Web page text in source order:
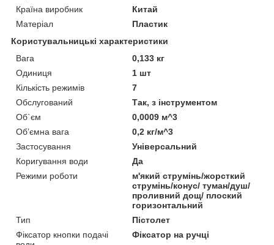
Країна виробник
Китай
Матеріал
Пластик
Користувальницькі характеристики
Вага
0,133 кг
Одиниця
1 шт
Кількість режимів
7
Обслугований
Так, з інструментом
Об`єм
0,0009 м^3
Об’ємна вага
0,2 кг/м^3
Застосування
Універсальний
Коригування води
Да
Режими роботи
м'який струмінь/жорсткий
струмінь/конус/ туман/душ/
проливний дощ/ плоский
горизонтальний
Тип
Пістолет
Фіксатор кнопки подачі
Фіксатор на ручці